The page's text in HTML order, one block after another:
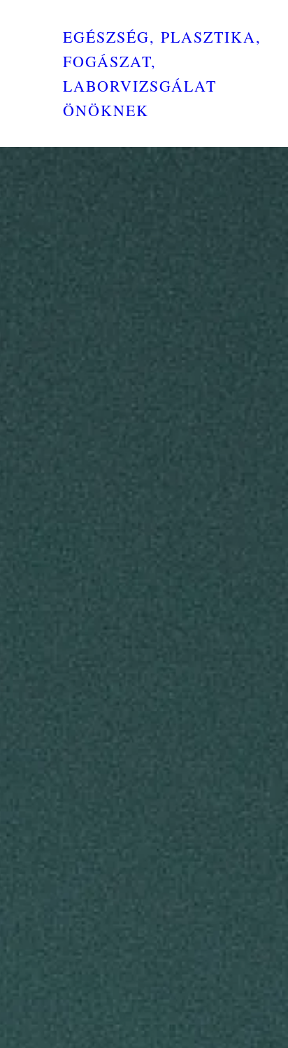
EGÉSZSÉG, PLASZTIKA,
FOGÁSZAT,
LABORVIZSGÁLAT
ÖNÖKNEK